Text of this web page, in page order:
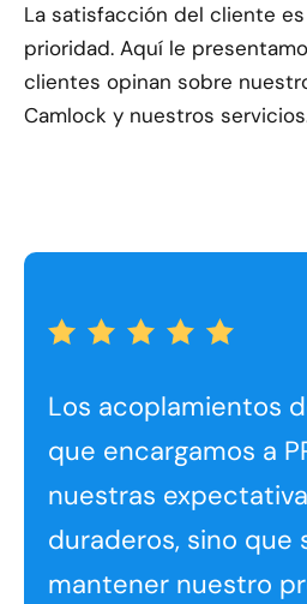
La satisfacción del cliente
prioridad. Aquí le
clientes opinan sobre
Camlock y nuestros
Los acoplamientos
que encargamos a
nuestras
duraderos, sino
mantener nuestro